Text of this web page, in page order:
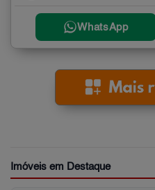
WhatsApp
Imóveis em Destaque